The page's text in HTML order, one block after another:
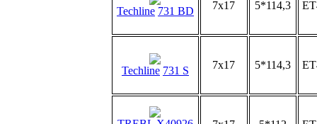
Techline 731 BD 7x17 5*114,3
Techline 731 S 7x17 5*114,3